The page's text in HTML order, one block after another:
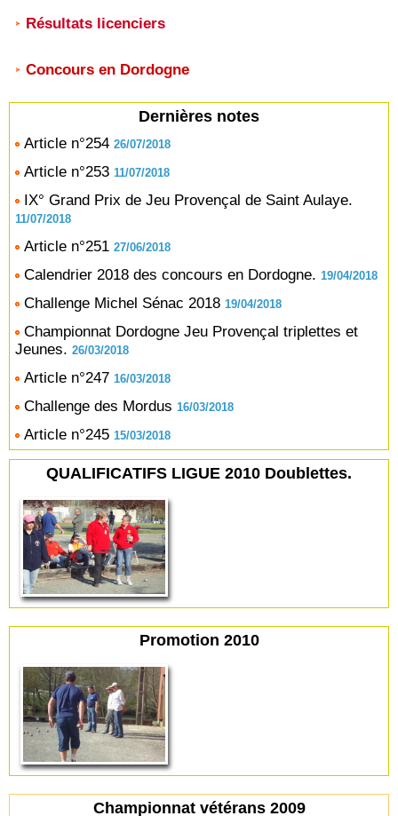
Résultats licenciers
Concours en Dordogne
Dernières notes
Article n°254 26/07/2018
Article n°253 11/07/2018
IX° Grand Prix de Jeu Provençal de Saint Aulaye.
11/07/2018
Article n°251 27/06/2018
Calendrier 2018 des concours en Dordogne. 19/04/2018
Challenge Michel Sénac 2018 19/04/2018
Championnat Dordogne Jeu Provençal triplettes et
Jeunes. 26/03/2018
Article n°247 16/03/2018
Challenge des Mordus 16/03/2018
Article n°245 15/03/2018
QUALIFICATIFS LIGUE 2010 Doublettes.
Promotion 2010
Championnat vétérans 2009